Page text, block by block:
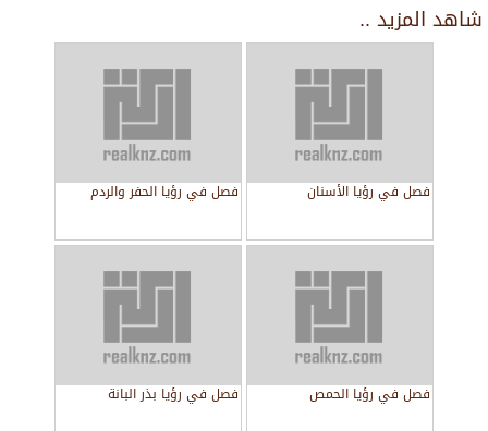
شاهد المزيد ..
فصل في رؤيا الأسنان فصل في رؤيا الحفر والردم
فصل في رؤيا الحمص فصل في رؤيا بذر البانة